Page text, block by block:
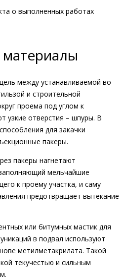
о выполненных работах
между устанавливаемой во
и строительной
проема под углом к
узкие отверстия – шпуры. В
для закачки
пакеры.
пакеры нагнетают
мельчайшие
к проему участка, и саму
предотвращает вытекание
или битумных мастик для
в подвал используют
метилметакрилата. Такой
текучестью и сильным